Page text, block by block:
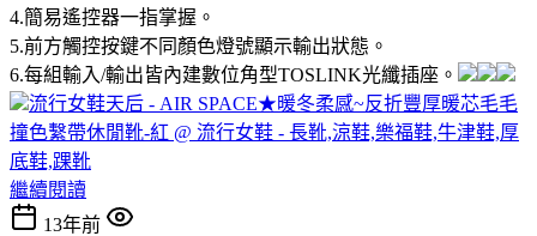
4.簡易遙控器一指掌握。
5.前方觸控按鍵不同顏色燈號顯示輸出狀態。
6.每組輸入/輸出皆內建數位角型TOSLINK光纖插座。
流行女鞋天后 - AIR SPACE★暖冬柔感~反折豐厚暖芯毛毛
撞色繫帶休閒靴-紅 @ 流行女鞋 - 長靴,涼鞋,樂福鞋,牛津鞋,厚
底鞋,踝靴
繼續閱讀
13年前